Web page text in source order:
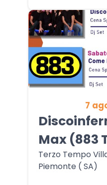
7
Max (883
Terzo Tempo
Piemonte ( SA)